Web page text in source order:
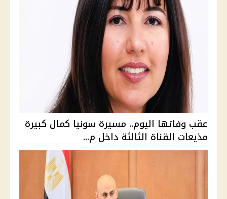
عقب وفاتها اليوم.. مسيرة سونيا كمال كبيرة
مذيعات القناة الثالثة داخل م...